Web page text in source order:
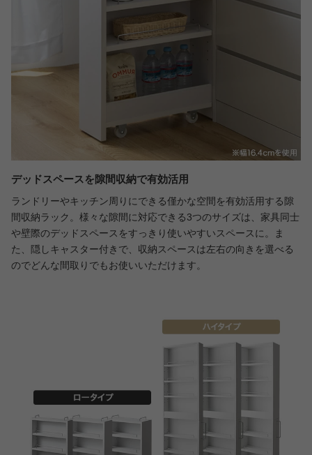
デッドスペースを隙間収納で有効活用
ランドリーやキッチン周りにできる僅かな空間を有効活用する隙
間収納ラック。様々な隙間に対応できる3つのサイズは、家具同士
や壁際のデッドスペースをすっきり使いやすいスペースに。ま
た、隠しキャスター付きで、収納スペースは左右の向きを選べる
のでどんな間取りでもお使いいただけます。